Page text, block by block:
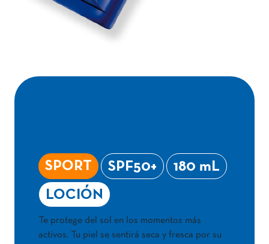
SPORT SPF50+ 180 mL
LOCIÓN
Te protege del sol en los momentos más
activos. Tu piel se sentirá seca y fresca por su